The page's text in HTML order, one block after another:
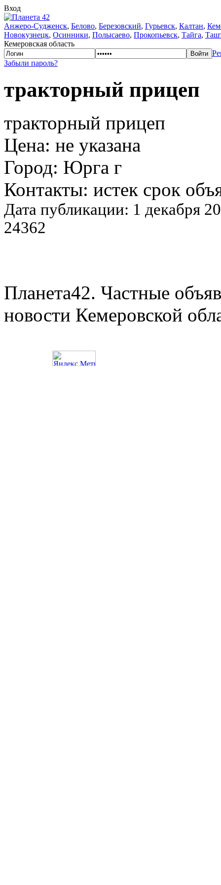
Вход
Анжеро-Судженск, Белово, Березовский, Гурьевск, Калтан,
Новокузнецк, Осинники, Полысаево, Прокопьевск, Тайга,
Кемеровская область
Забыли пароль?
тракторный прицеп
тракторный прицеп
Цена: не указана
Город: Юрга г
Контакты: истек срок
Дата публикации: 1 декабря
24362
Планета42. Частные
новости Кемеровской